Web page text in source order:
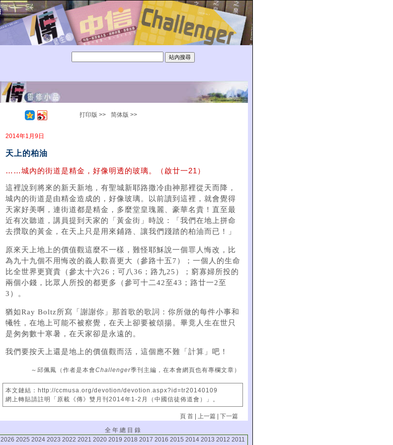
打印版 >> 简体版 >>
2014年1月9日
天上的柏油
……城內的街道是精金，好像明透的玻璃。（啟廿一21）
這裡說到將來的新天新地，有聖城新耶路撒冷由神那裡從天而降，
城內的街道是由精金造成的，好像玻璃。以前讀到這裡，就會覺得
天家好美啊，連街道都是精金，多麼堂皇瑰麗、豪華名貴！直至最
近有次聽道，講員提到天家的「黃金街」時說：「我們在地上拼命
去攢取的黃金，在天上只是用來鋪路、讓我們踐踏的柏油而已！」
原來天上地上的價值觀這麼不一樣，難怪耶穌說一個罪人悔改，比
為九十九個不用悔改的義人歡喜更大（參路十五7）；一個人的生命
比全世界更寶貴（參太十六26；可八36；路九25）；窮寡婦所投的
兩個小錢，比眾人所投的都更多（參可十二42至43；路廿一2至
3）。
猶如Ray Boltz所寫「謝謝你」那首歌的歌詞：你所做的每件小事和
犧牲，在地上可能不被察覺，在天上卻要被頌揚。畢竟人生在世只
是匆匆數十寒暑，在天家卻是永遠的。
我們要按天上還是地上的價值觀而活，這個應不難「計算」吧！
～邱佩鳳（作者是本會Challenger季刊主編，在本會網頁也有專欄文章）
本文鏈結：http://ccmusa.org/devotion/devotion.aspx?id=tr20140109
網上轉貼請註明「原載《傳》雙月刊2014年1-2月（中國信徒佈道會）」。
頁 首 |上一篇 |下一篇
全 年 總 目 錄
2026 2025 2024 2023 2022 2021 2020 2019 2018 2017 2016 2015 2014 2013 2012 2011